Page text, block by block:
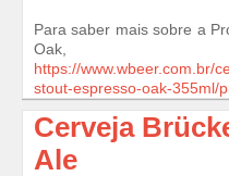
Para saber mais sobre a
Oak,
https://www.wbeer.com.br/
stout-espresso-oak-355ml/
Cerveja
Ale